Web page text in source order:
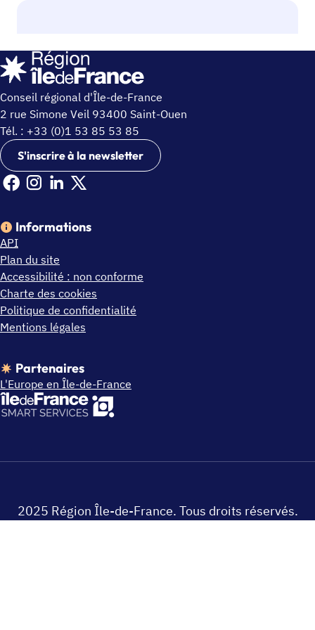
Conseil régional d'Île-de-France
2 rue Simone Veil 93400 Saint-Ouen
Tél. : +33 (0)1 53 85 53 85
S'inscrire à la newsletter
Facebook Ile de France (nouvelle fenêtre)
Instagram Ile de France (nouvelle fenêtre)
Linkedin Ile de France (nouvelle fenêtre)
X Ile de France (nouvelle fenêtre)
Informations
API
Plan du site
Accessibilité : non conforme
Charte des cookies
Politique de confidentialité
Mentions légales
Partenaires
L'Europe en Île-de-France
2025 Région Île-de-France. Tous droits réservés.